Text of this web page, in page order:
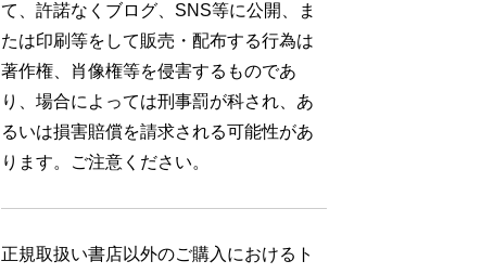
て、許諾なくブログ、SNS等に公開、ま
たは印刷等をして販売・配布する行為は
著作権、肖像権等を侵害するものであ
り、場合によっては刑事罰が科され、あ
るいは損害賠償を請求される可能性があ
ります。ご注意ください。
正規取扱い書店以外のご購入におけるト